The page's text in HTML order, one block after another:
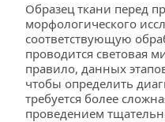
Образец ткани перед
морфологического
соответствующую
проводится световая
правило, данных
чтобы определить
требуется более
проведением